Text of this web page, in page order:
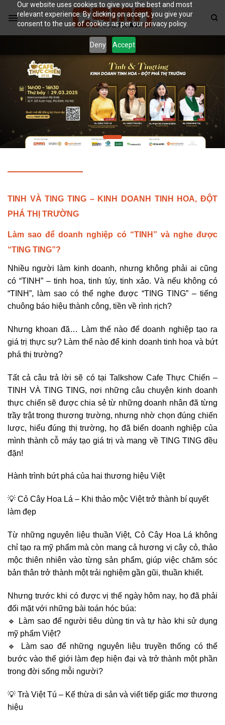
Our website uses cookies to give you the best and most
relevant experience. By clicking on accept, you give your
consent to the use of cookies as per our privacy policy.
Deny Accept
TINH VÀ TING TING – KINH DOANH TINH HOA, ĐỘT
PHÁ THỊ TRƯỜNG
Làm sao để doanh nghiệp có “TINH” và nghe được
“TING TING”?
Nhiều người làm kinh doanh, nhưng không phải ai cũng
có“TINH” – tinh hoa, tinh túy, tinh xảo. Và nếu không có
“TINH”, làm sao có thể nghe được “TING TING” – tiếng
chuông báo hiệu thành công, tiền về rình rịch?
Nhưng khoan đã…
Làm thế nào để doanh nghiệp tạo ra
giá trị thực sự? Làm thế nào để kinh doanh tinh hoa và bứt
phá thị trường?
Tất cả câu trả lời sẽ có tại Talkshow Cafe Thực Chiến –
TINH VÀ TING TING, nơi những câu chuyện kinh doanh
thực chiến sẽ được chia sẻ từ những doanh nhân đã từng
trầy trật trong thương trường, nhưng nhờ chọn đúng chiến
lược, hiểu đúng thị trường, họ đã biến doanh nghiệp của
mình thành cỗ máy tạo giá trị và mang về TING TING đều
đặn!
Hành trình bứt phá của hai thương hiệu Việt
💡 Cỏ Cây Hoa Lá – Khi thảo mộc Việt trở thành bí quyết
làm đẹp
Từ những nguyên liệu thuần Việt,Cỏ Cây Hoa Lá không
chỉ tạo ra mỹ phẩm mà còn mang cả hương vị cây cỏ, thảo
mộc thiên nhiên vào từng sản phẩm, giúp việc chăm sóc
bản thân trở thành một trải nghiệm gần gũi, thuần khiết.
Nhưng trước khi có được vị thế ngày hôm nay, họ đã phải
đối mặt với những bài toán hóc búa:
🔹
Làm sao để người tiêu dùng tin và tự hào khi sử dụng
mỹ phẩm Việt?
🔹
Làm sao để những nguyên liệu truyền thống có thể
bước vào thế giới làm đẹp hiện đại và trở thành một phần
trong đời sống mỗi người?
💡 Trà Việt Tú – Kế thừa di sản và viết tiếp giấc mơ thương
hiệu